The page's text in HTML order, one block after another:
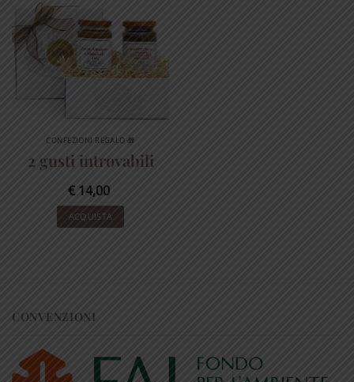
CONFEZIONI REGALO 🎁
2 gusti introvabili
€ 14,00
ACQUISTA
CONVENZIONI